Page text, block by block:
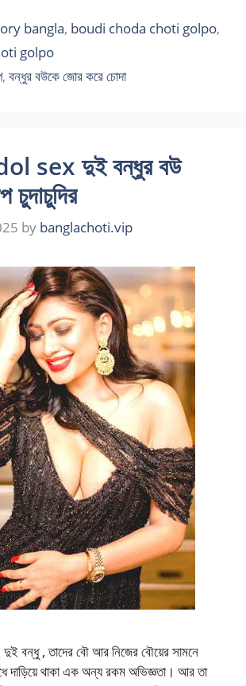
bangla, boudi choda choti golpo,
golpo
,বন্ধুর বউকে জোর করে চোদা
sex দুই বন্ধুর বউ
চুদাচুদির
by banglachoti.vip
, তাদের বৌ আর নিজের বৌয়ের সামনে
দাড়িয়ে থাকা এক অন্য রকম অভিজ্ঞতা। আর তা